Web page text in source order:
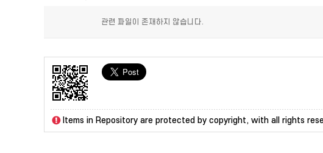
관련 파일이 존재하지 않습니다.
Items in Repository are protected by copyright, with all rights